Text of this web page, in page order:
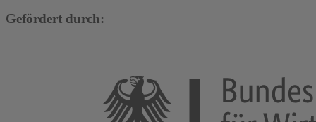
Gefördert durch: